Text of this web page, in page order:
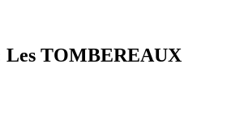
Les TOMBEREAUX